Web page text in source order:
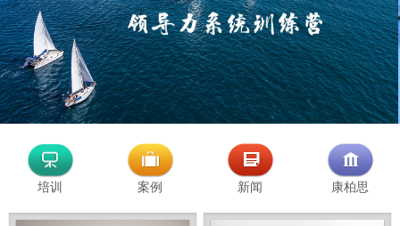
培训 案例 新闻 康柏思